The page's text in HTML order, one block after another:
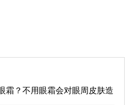
霜？不用眼霜会对眼周皮肤造